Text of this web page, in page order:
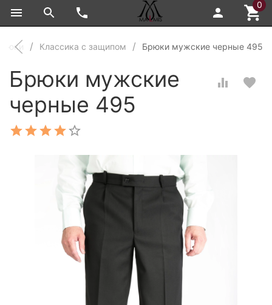
0
Классика с защипом Брюки мужские черные 495
Брюки мужские
черные 495